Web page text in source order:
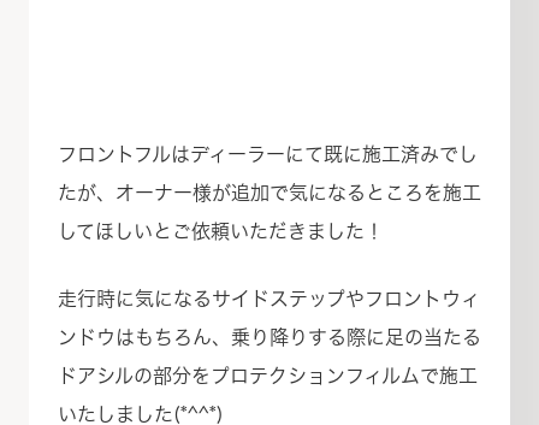
フロントフルはディーラーにて既に施工済みでし
たが、オーナー様が追加で気になるところを施工
してほしいとご依頼いただきました！
走行時に気になるサイドステップやフロントウィ
ンドウはもちろん、乗り降りする際に足の当たる
ドアシルの部分をプロテクションフィルムで施工
いたしました(*^^*)